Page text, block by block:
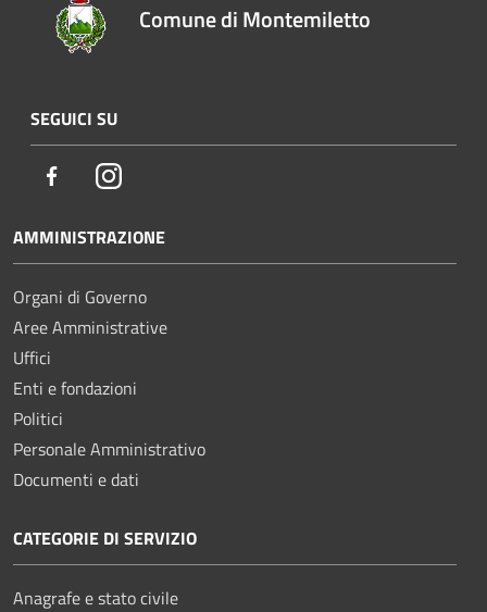
Comune di Montemiletto
SEGUICI SU
FacebookInstagram
AMMINISTRAZIONE
Organi di Governo
Aree Amministrative
Uffici
Enti e fondazioni
Politici
Personale Amministrativo
Documenti e dati
CATEGORIE DI SERVIZIO
Anagrafe e stato civile